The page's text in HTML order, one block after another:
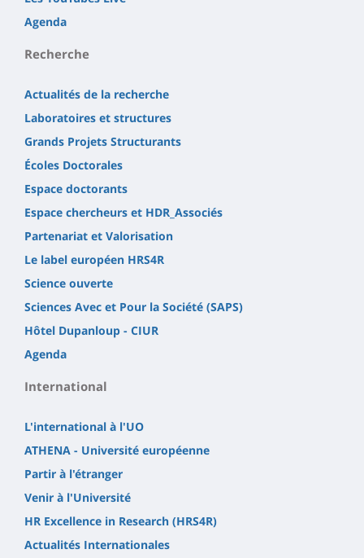
Agenda
Recherche
Actualités de la recherche
Laboratoires et structures
Grands Projets Structurants
Écoles Doctorales
Espace doctorants
Espace chercheurs et HDR_Associés
Partenariat et Valorisation
Le label européen HRS4R
Science ouverte
Sciences Avec et Pour la Société (SAPS)
Hôtel Dupanloup - CIUR
Agenda
International
L'international à l'UO
ATHENA - Université européenne
Partir à l'étranger
Venir à l'Université
HR Excellence in Research (HRS4R)
Actualités Internationales